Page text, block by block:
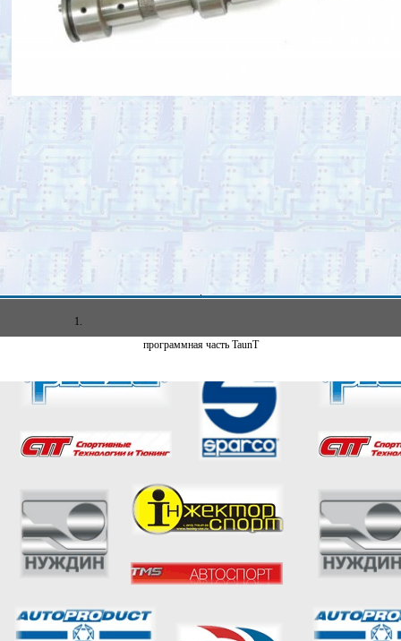
1.
программная часть TaunT